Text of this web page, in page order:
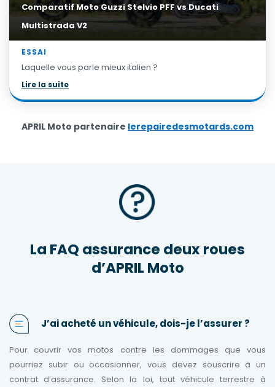
Comparatif Moto Guzzi Stelvio PFF vs Ducati
Multistrada V2
ESSAI
Laquelle vous parle mieux italien ?
Lire la suite
APRIL Moto partenaire lerepairedesmotards.com
La FAQ assurance deux roues
d’APRIL Moto
J’ai acheté un véhicule, dois-je l’assurer ?
Pour couvrir vos motos contre les dommages que vous
pourriez subir ou occasionner, vous devez souscrire à un
contrat d’assurance. Selon la loi, tout véhicule terrestre à